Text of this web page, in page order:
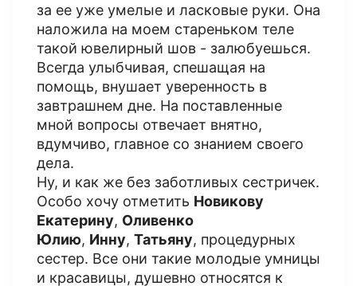
за ее уже умелые и ласковые руки. Она
наложила на моем стареньком теле
такой ювелирный шов - залюбуешься.
Всегда улыбчивая, спешащая на
помощь, внушает уверенность в
завтрашнем дне. На поставленные
мной вопросы отвечает внятно,
вдумчиво, главное со знанием своего
дела.
Ну, и как же без заботливых сестричек.
Особо хочу отметить Новикову
Екатерину, Оливенко
Юлию, Инну, Татьяну, процедурных
сестер. Все они такие молодые умницы
и красавицы, душевно относятся к